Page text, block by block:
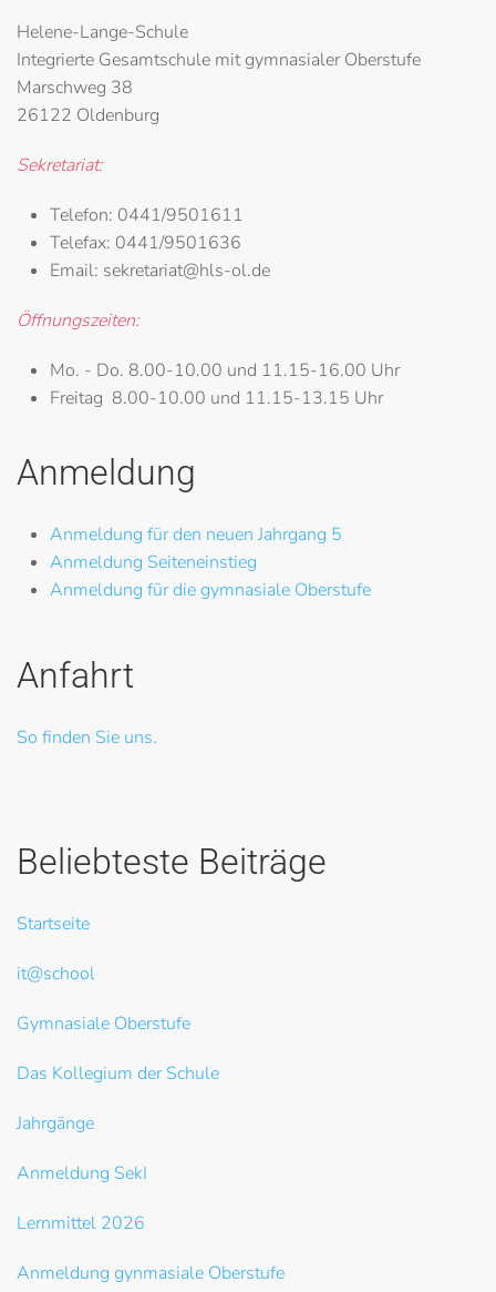
Helene-Lange-Schule
Integrierte Gesamtschule mit gymnasialer Oberstufe
Marschweg 38
26122 Oldenburg
Sekretariat:
Telefon: 0441/9501611
Telefax: 0441/9501636
Email: sekretariat@hls-ol.de
Öffnungszeiten:
Mo. - Do. 8.00-10.00 und 11.15-16.00 Uhr
Freitag 8.00-10.00 und 11.15-13.15 Uhr
Anmeldung
Anmeldung für den neuen Jahrgang 5
Anmeldung Seiteneinstieg
Anmeldung für die gymnasiale Oberstufe
Anfahrt
So finden Sie uns.
Beliebteste Beiträge
Startseite
it@school
Gymnasiale Oberstufe
Das Kollegium der Schule
Jahrgänge
Anmeldung SekI
Lernmittel 2026
Anmeldung gynmasiale Oberstufe